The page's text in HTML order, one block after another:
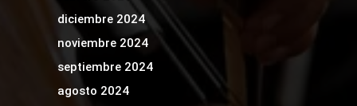
diciembre 2024
noviembre 2024
septiembre 2024
agosto 2024